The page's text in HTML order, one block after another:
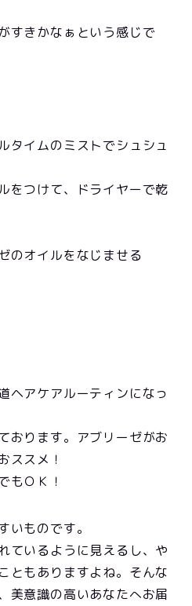
すきかなぁという感じで
タイムのミストでシュシュ
をつけて、ドライヤーで乾
のオイルをなじませる
ヘアケアルーティンになっ
おります。アブリーゼがお
ススメ！
もＯＫ！
いものです。
ているように見えるし、や
ともありますよね。そんな
美意識の高いあなたへお届